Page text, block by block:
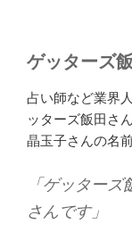
ゲッターズ
占い師など業界
ッターズ飯田さ
晶玉子さんの名
「ゲッターズ
さんです」